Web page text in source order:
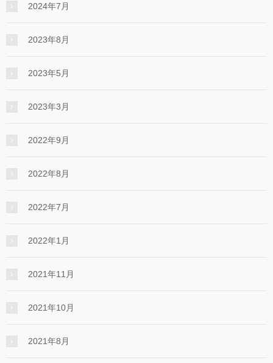
2024年7月
2023年8月
2023年5月
2023年3月
2022年9月
2022年8月
2022年7月
2022年1月
2021年11月
2021年10月
2021年8月